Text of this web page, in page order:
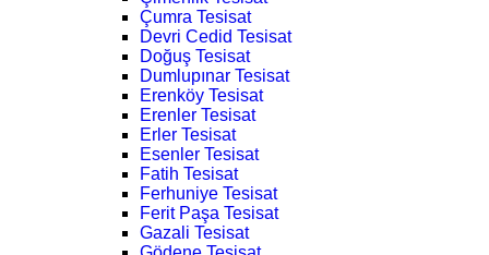
Çumra Tesisat
Devri Cedid Tesisat
Doğuş Tesisat
Dumlupınar Tesisat
Erenköy Tesisat
Erenler Tesisat
Erler Tesisat
Esenler Tesisat
Fatih Tesisat
Ferhuniye Tesisat
Ferit Paşa Tesisat
Gazali Tesisat